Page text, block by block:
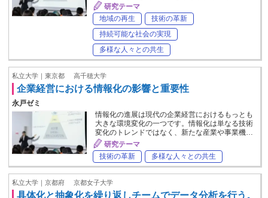
研究テーマ
地域の再生
技術の革新
持続可能な社会の実現
多様な人々との共生
私立大学｜東京都 高千穂大学
企業経営における情報化の影響と重要性
永戸ゼミ
情報化の進展は現代の企業経営におけるもっとも
大きな環境変化の一つです。情報化は単なる技術
変化のトレンドではなく、新たな産業や事業機…
研究テーマ
技術の革新
多様な人々との共生
私立大学｜京都府 京都女子大学
具体化と抽象化を繰り返しチームでデータ分析を行う。